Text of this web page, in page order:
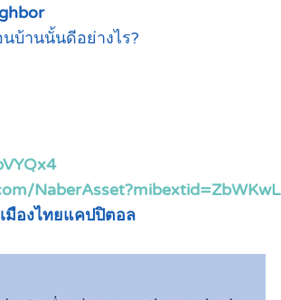
บ้านนั้นดีอย่างไร?
NaberAsset?mibextid=ZbWKwL
มืองไทยแคปปิตอล